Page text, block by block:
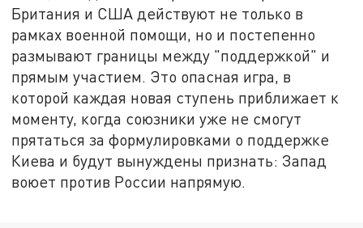
Британия и США действуют не только в
рамках военной помощи, но и постепенно
размывают границы между "поддержкой" и
прямым участием. Это опасная игра, в
которой каждая новая ступень приближает к
моменту, когда союзники уже не смогут
прятаться за формулировками о поддержке
Киева и будут вынуждены признать: Запад
воюет против России напрямую.